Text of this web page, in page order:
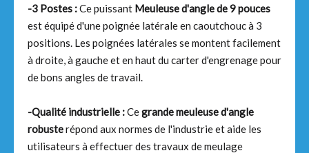
-3 Postes :Ce puissant Meuleuse d'angle de 9 pouces
est équipé d'une poignée latérale en caoutchouc à 3
positions. Les poignées latérales se montent facilement
à droite, à gauche et en haut du carter d'engrenage pour
de bons angles de travail.
-Qualité industrielle :Cegrande meuleuse d'angle
robusterépond aux normes de l'industrie et aide les
utilisateurs à effectuer des travaux de meulage